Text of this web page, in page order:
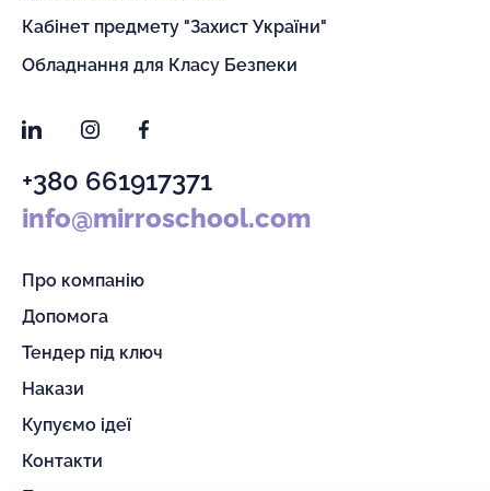
Кабінет предмету "Захист України"
Обладнання для Класу Безпеки
LinkedInInstagramFacebook
+380 661917371
info@mirroschool.com
Про компанію
Допомога
Тендер під ключ
Накази
Купуємо ідеї
Контакти